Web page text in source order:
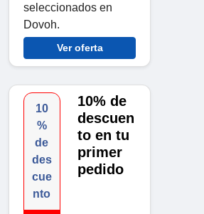
seleccionados en
Dovoh.
Ver oferta
10
%
de
des
cue
nto
10% de
descuen
to en tu
primer
pedido